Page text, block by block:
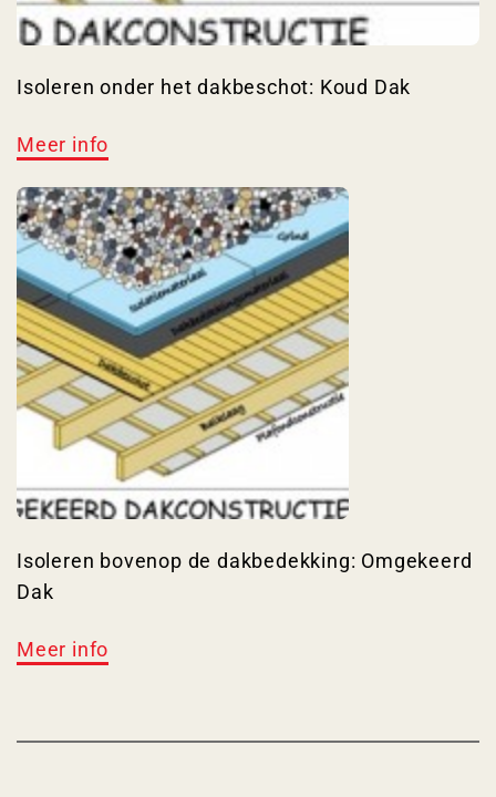
Isoleren onder het dakbeschot: Koud Dak
Meer info
Isoleren bovenop de dakbedekking: Omgekeerd
Dak
Meer info